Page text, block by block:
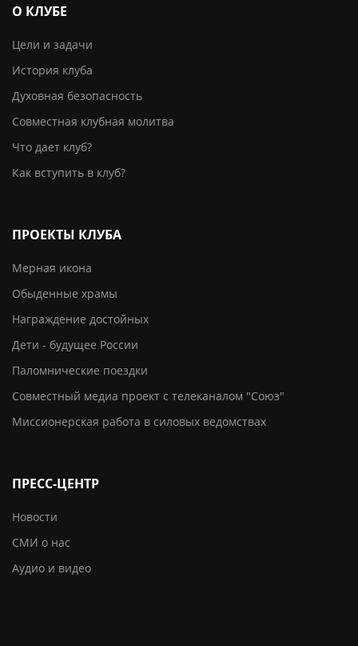
О КЛУБЕ
Цели и задачи
История клуба
Духовная безопасность
Совместная клубная молитва
Что дает клуб?
Как вступить в клуб?
ПРОЕКТЫ КЛУБА
Мерная икона
Обыденные храмы
Награждение достойных
Дети - будущее России
Паломнические поездки
Совместный медиа проект с телеканалом "Союз"
Миссионерская работа в силовых ведомствах
ПРЕСС-ЦЕНТР
Новости
СМИ о нас
Аудио и видео